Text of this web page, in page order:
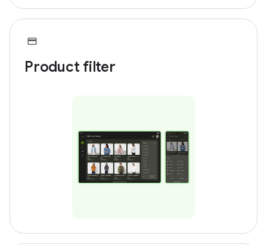
Product filter